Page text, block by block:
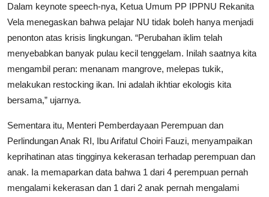
Dalam keynote speech-nya, Ketua Umum PP IPPNU Rekanita
Vela menegaskan bahwa pelajar NU tidak boleh hanya menjadi
penonton atas krisis lingkungan. “Perubahan iklim telah
menyebabkan banyak pulau kecil tenggelam. Inilah saatnya kita
mengambil peran: menanam mangrove, melepas tukik,
melakukan restocking ikan. Ini adalah ikhtiar ekologis kita
bersama,” ujarnya.
Sementara itu, Menteri Pemberdayaan Perempuan dan
Perlindungan Anak RI, Ibu Arifatul Choiri Fauzi, menyampaikan
keprihatinan atas tingginya kekerasan terhadap perempuan dan
anak. Ia memaparkan data bahwa 1 dari 4 perempuan pernah
mengalami kekerasan dan 1 dari 2 anak pernah mengalami